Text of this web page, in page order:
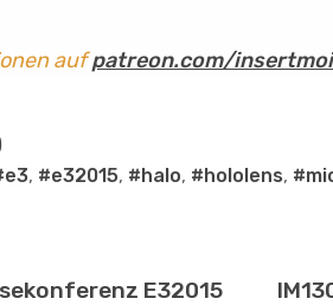
aufpatreon.com/
, #e32015, #halo, #hololens,
E32015